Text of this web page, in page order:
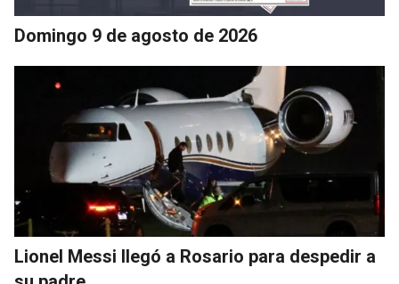
Domingo 9 de agosto de 2026
Lionel Messi llegó a Rosario para despedir a